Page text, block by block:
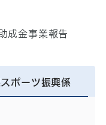
成金事業報告
ポーツ振興係